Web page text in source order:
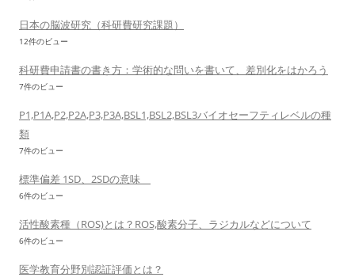
日本の脳波研究（科研費研究課題）
12件のビュー
科研費申請書の書き方：学術的な問いを書いて、差別化をはかろう
7件のビュー
P1,P1A,P2,P2A,P3,P3A,BSL1,BSL2,BSL3バイオセーフティレベルの種
類
7件のビュー
標準偏差 1SD、2SDの意味
6件のビュー
活性酸素種（ROS)とは？ROS,酸素分子、ラジカルなどについて
6件のビュー
医学教育分野別認証評価とは？